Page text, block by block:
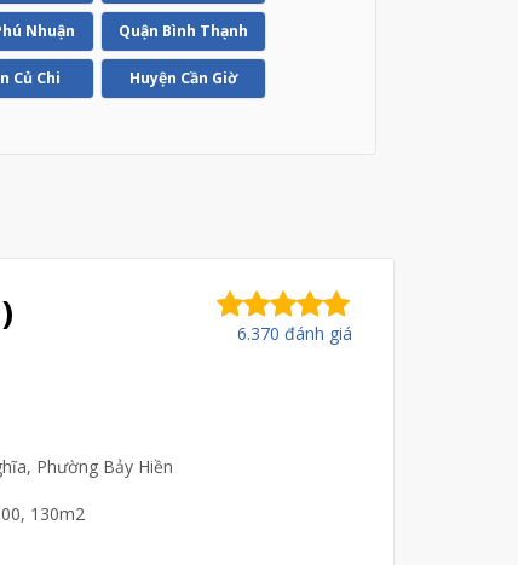
Nhuận Quận Bình Thạnh
Củ Chi Huyện Cần Giờ
6.370 đánh giá
Phường Bảy Hiền
130m2